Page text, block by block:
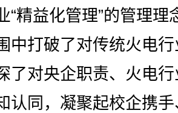
“精益化管理”的管理理
中打破了对传统火电
了对央企职责、火电
认同，凝聚起校企携